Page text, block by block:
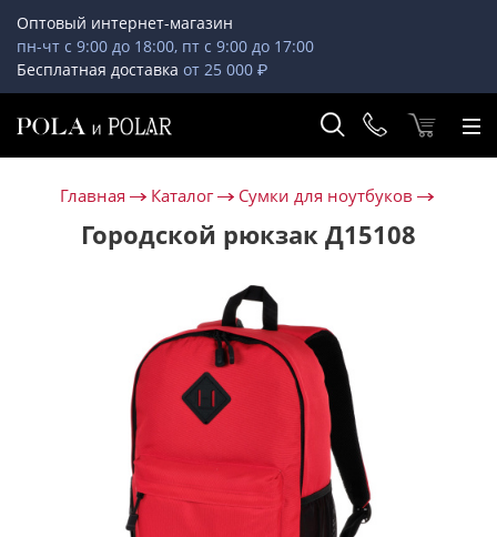
Оптовый интернет-магазин
пн-чт с 9:00 до 18:00, пт с 9:00 до 17:00
Бесплатная доставка от 25 000 ₽
Главная Каталог Сумки для ноутбуков
Городской рюкзак Д15108